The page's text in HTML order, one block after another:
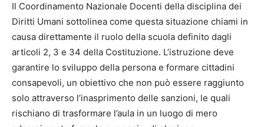
Il Coordinamento Nazionale Docenti della disciplina dei
Diritti Umani sottolinea come questa situazione chiami in
causa direttamente il ruolo della scuola definito dagli
articoli 2, 3 e 34 della Costituzione. L’istruzione deve
garantire lo sviluppo della persona e formare cittadini
consapevoli, un obiettivo che non può essere raggiunto
solo attraverso l’inasprimento delle sanzioni, le quali
rischiano di trasformare l’aula in un luogo di mero